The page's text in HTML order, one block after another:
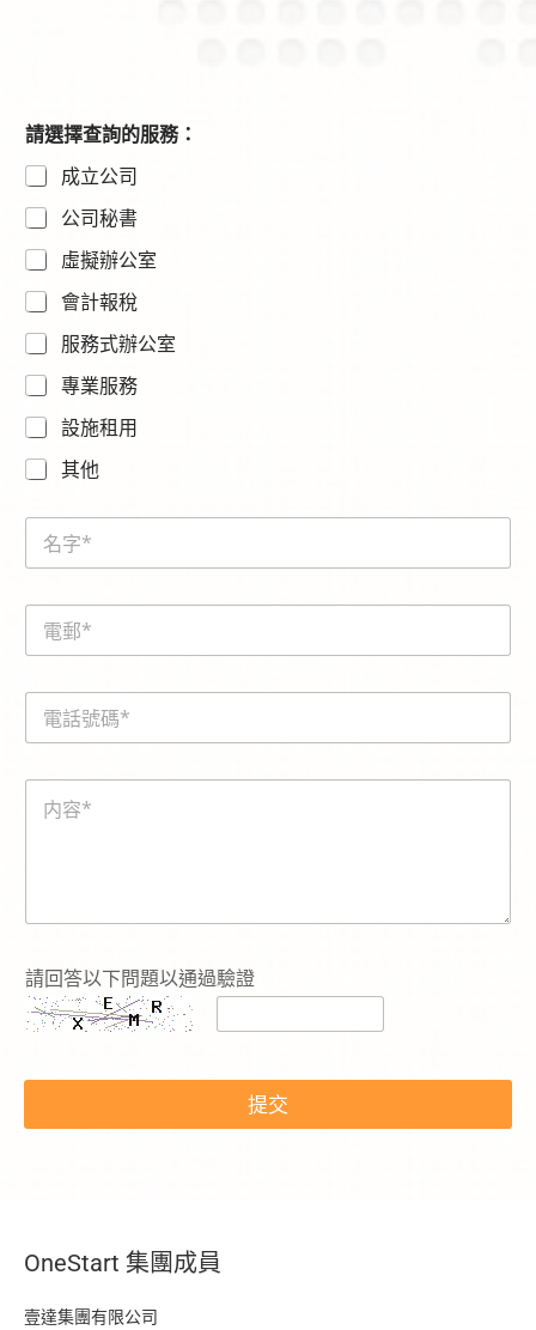
*
m
a
i
l
請選擇查詢的服務：
成立公司
公司秘書
虛擬辦公室
會計報稅
服務式辦公室
專業服務
設施租用
其他
N
m
E
a
電
號
内
請回答以下問題以通過驗證
提交
OneStart 集團成員
壹達集團有限公司